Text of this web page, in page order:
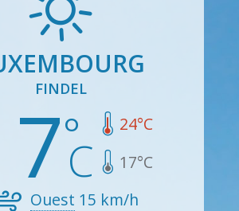
FINDEL
24°C
17°C
Ouest 15 km/h